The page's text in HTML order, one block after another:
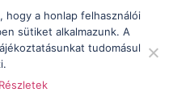
hogy a honlap felhasználói
sütiket alkalmazunk. A
tudomásul
Részletek